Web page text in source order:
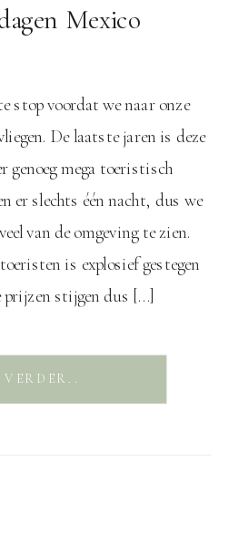
Mexico
stop voordat we naar onze
De laatste jaren is deze
genoeg mega toeristisch
er slechts één nacht, dus we
van de omgeving te zien.
is explosief gestegen
prijzen stijgen dus […]
VERDER..